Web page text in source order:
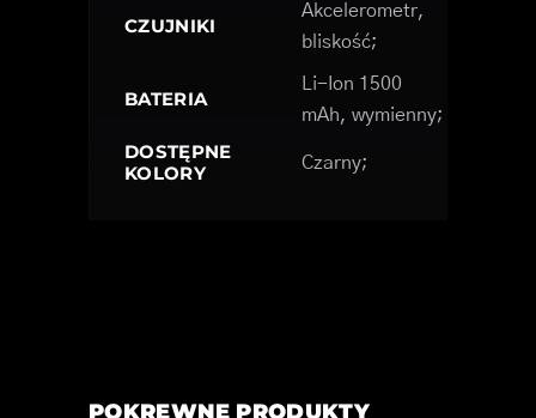
CZUJNIKI
Akcelerometr,
bliskość;
BATERIA
Li-Ion 1500
mAh, wymienny;
DOSTĘPNE
KOLORY
Czarny;
POKREWNE PRODUKTY